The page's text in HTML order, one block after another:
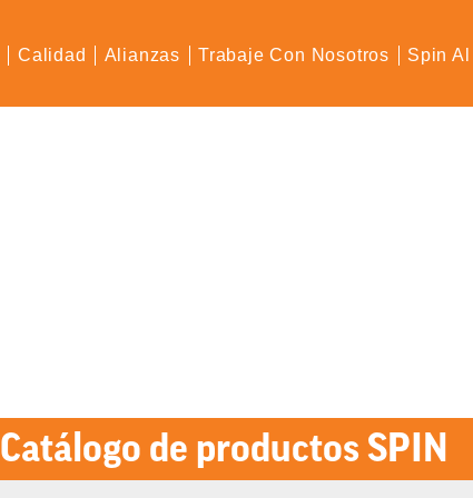
Calidad Alianzas Trabaje Con Nosotros Spin
Catálogo de productos SPIN